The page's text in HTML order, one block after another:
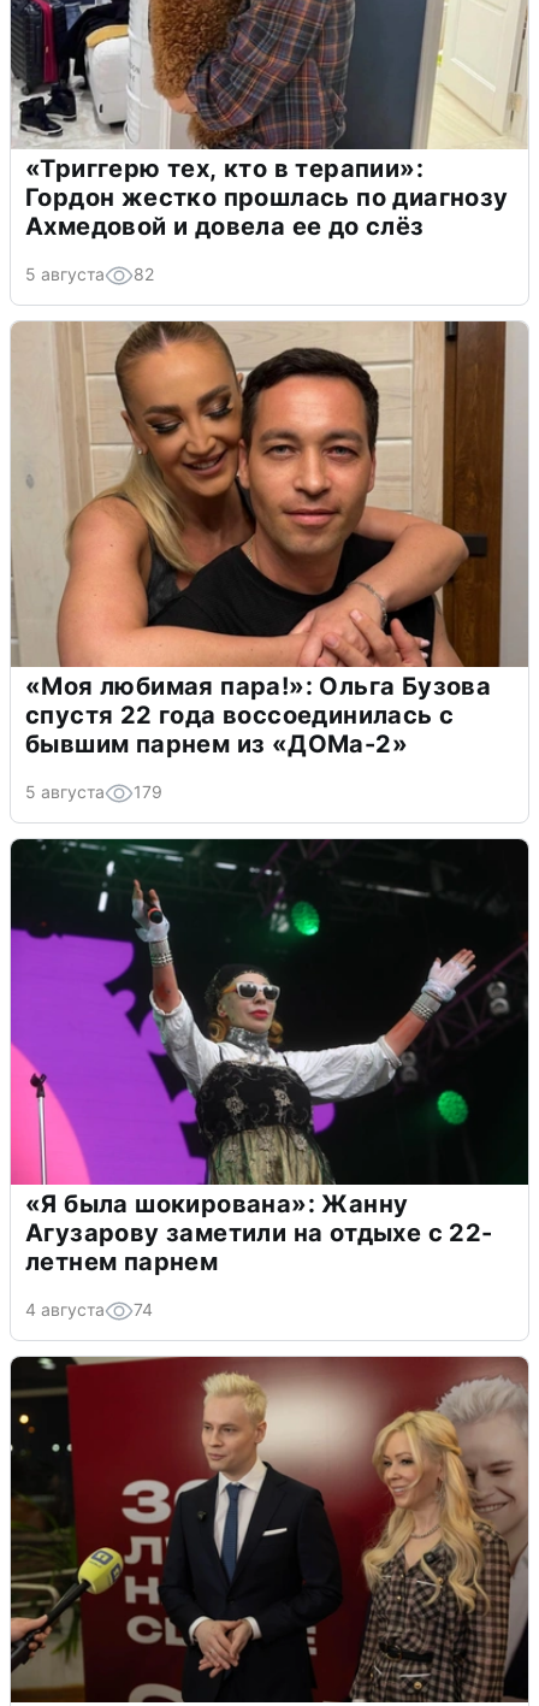
«Триггерю тех, кто в терапии»:
Гордон жестко прошлась по диагнозу
Ахмедовой и довела ее до слёз
5 августа 82
«Моя любимая пара!»: Ольга Бузова
спустя 22 года воссоединилась с
бывшим парнем из «ДОМа-2»
5 августа 179
«Я была шокирована»: Жанну
Агузарову заметили на отдыхе с 22-
летнем парнем
4 августа 74